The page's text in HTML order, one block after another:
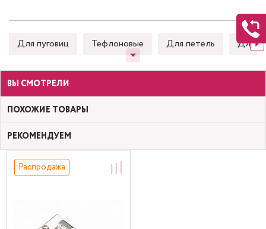
Для пуговиц Тефлоновые Для петель Для
ВЫ СМОТРЕЛИ
ПОХОЖИЕ ТОВАРЫ
РЕКОМЕНДУЕМ
Распродажа